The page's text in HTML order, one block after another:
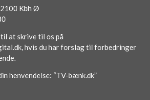
Kbh Ø
at skrive til os på
hvis du har forslag til forbedringer
henvendelse: “TV-bænk.dk”